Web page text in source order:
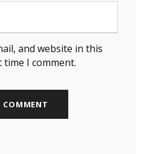
and website in this
I comment.